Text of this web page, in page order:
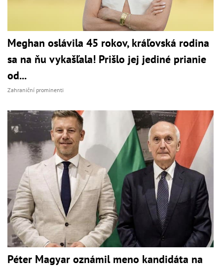
Meghan oslávila 45 rokov, kráľovská rodina
sa na ňu vykašľala! Prišlo jej jediné prianie
od...
Zahraniční prominenti
Péter Magyar oznámil meno kandidáta na